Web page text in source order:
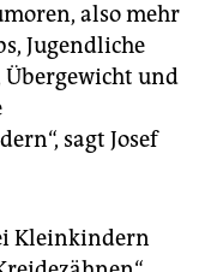
also mehr
Jugendliche
und
sagt Josef
Kleinkindern